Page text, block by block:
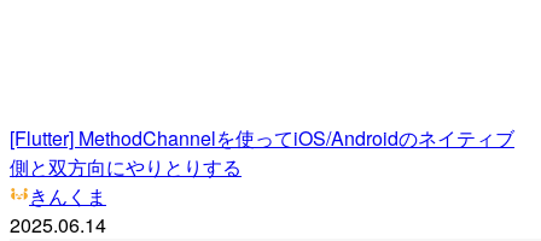
[Flutter] MethodChannelを使ってiOS/Androidのネイティブ
側と双方向にやりとりする
きんくま
2025.06.14